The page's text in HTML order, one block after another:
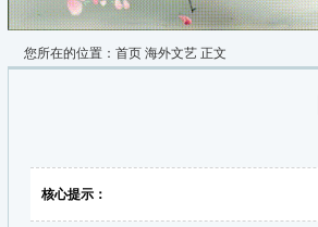
您所在的位置： 首页 海外文艺 正文
核心提示：